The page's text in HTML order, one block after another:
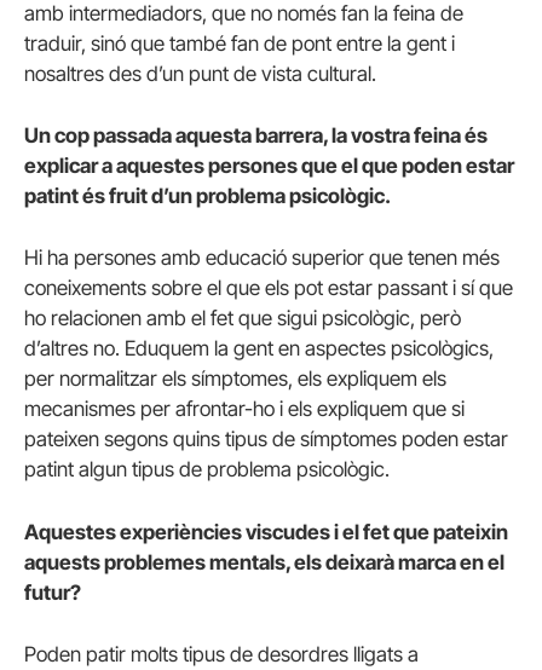
amb intermediadors, que no només fan la feina de
traduir, sinó que també fan de pont entre la gent i
nosaltres des d’un punt de vista cultural.
Un cop passada aquesta barrera, la vostra feina és
explicar a aquestes persones que el que poden estar
patint és fruit d’un problema psicològic.
Hi ha persones amb educació superior que tenen més
coneixements sobre el que els pot estar passant i sí que
ho relacionen amb el fet que sigui psicològic, però
d’altres no. Eduquem la gent en aspectes psicològics,
per normalitzar els símptomes, els expliquem els
mecanismes per afrontar-ho i els expliquem que si
pateixen segons quins tipus de símptomes poden estar
patint algun tipus de problema psicològic.
Aquestes experiències viscudes i el fet que pateixin
aquests problemes mentals, els deixarà marca en el
futur?
Poden patir molts tipus de desordres lligats a